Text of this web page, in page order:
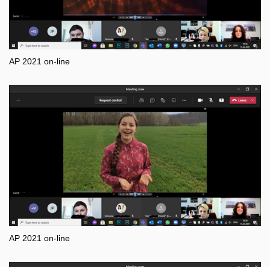
AP 2021 on-line
AP 2021 on-line